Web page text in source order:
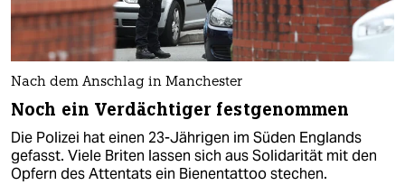
Nach dem Anschlag in Manchester
Noch ein Verdächtiger festgenommen
Die Polizei hat einen 23-Jährigen im Süden Englands
gefasst. Viele Briten lassen sich aus Solidarität mit den
Opfern des Attentats ein Bienentattoo stechen.